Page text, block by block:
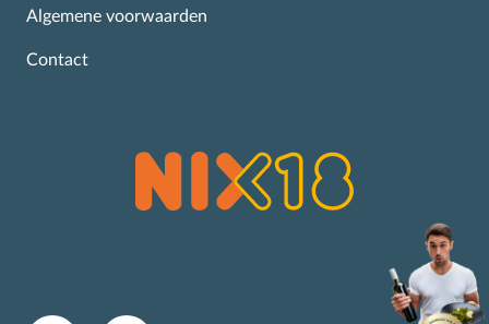
Algemene voorwaarden
Contact